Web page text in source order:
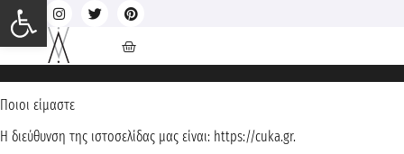
Ποιοι είμαστε
Η διεύθυνση της ιστοσελίδας μας είναι: https://cuka.gr.
Ανοίξτε τη γραμμή εργαλείων